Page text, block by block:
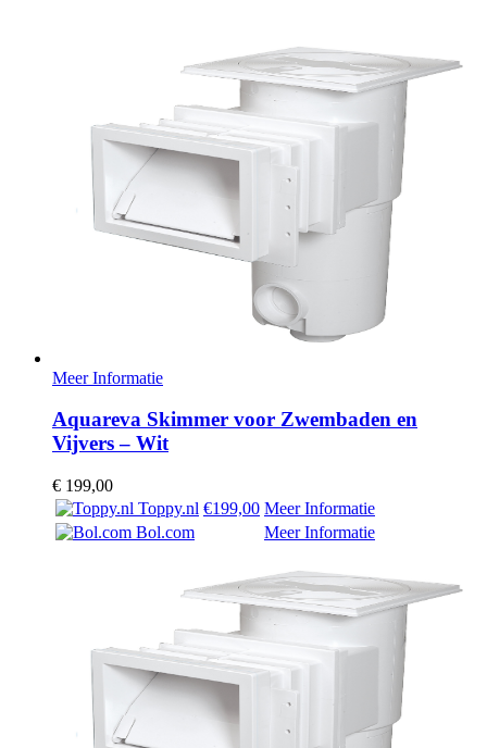
Meer Informatie
Aquareva Skimmer voor Zwembaden en
Vijvers – Wit
€ 199,00
Toppy.nl €199,00 Meer Informatie
Bol.com
Meer Informatie